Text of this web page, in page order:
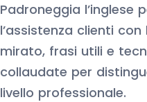
Padroneggia l’inglese
l’assistenza clienti con
mirato, frasi utili e
collaudate per
livello professionale.